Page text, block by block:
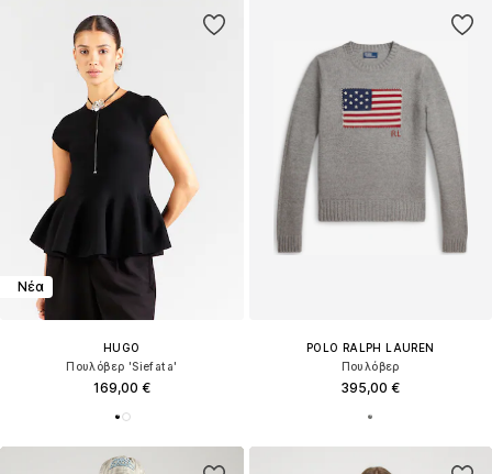
Νέα
HUGO
Πουλόβερ 'Siefata'
169,00 €
POLO RALPH LAUREN
Πουλόβερ
395,00 €